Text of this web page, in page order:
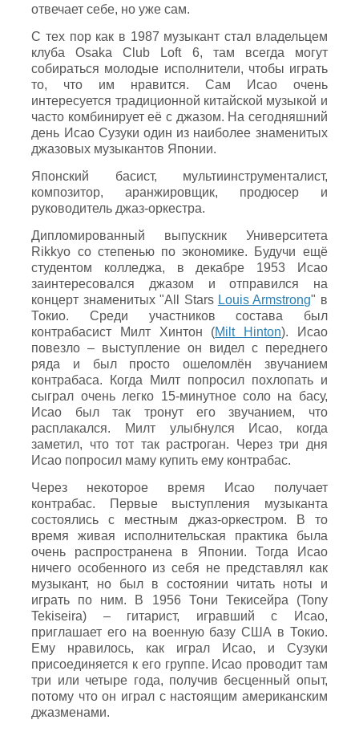
отвечает себе, но уже сам.
С тех пор как в 1987 музыкант стал владельцем
клуба Osaka Сlub Loft 6, там всегда могут
собираться молодые исполнители, чтобы играть
то, что им нравится. Сам Исао очень
интересуется традиционной китайской музыкой и
часто комбинирует её с джазом. На сегодняшний
день Исао Сузуки один из наиболее знаменитых
джазовых музыкантов Японии.
Японский басист, мультиинструменталист,
композитор, аранжировщик, продюсер и
руководитель джаз-оркестра.
Дипломированный выпускник Университета
Rikkyo со степенью по экономике. Будучи ещё
студентом колледжа, в декабре 1953 Исао
заинтересовался джазом и отправился на
концерт знаменитых "All Stars Louis Armstrong" в
Токио. Среди участников состава был
контрабасист Милт Хинтон (Milt Hinton). Исао
повезло – выступление он видел с переднего
ряда и был просто ошеломлён звучанием
контрабаса. Когда Милт попросил похлопать и
сыграл очень легко 15-минутное соло на басу,
Исао был так тронут его звучанием, что
расплакался. Милт улыбнулся Исао, когда
заметил, что тот так растроган. Через три дня
Исао попросил маму купить ему контрабас.
Через некоторое время Исао получает
контрабас. Первые выступления музыканта
состоялись с местным джаз-оркестром. В то
время живая исполнительская практика была
очень распространена в Японии. Тогда Исао
ничего особенного из себя не представлял как
музыкант, но был в состоянии читать ноты и
играть по ним. В 1956 Тони Текисейра (Tony
Tekiseira) – гитарист, игравший с Исао,
приглашает его на военную базу США в Токио.
Ему нравилось, как играл Исао, и Сузуки
присоединяется к его группе. Исао проводит там
три или четыре года, получив бесценный опыт,
потому что он играл с настоящим американским
джазменами.